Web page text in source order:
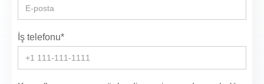
İş telefonu*